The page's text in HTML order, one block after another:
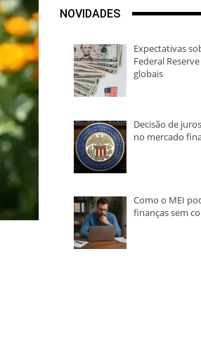
NOVIDADES
Expectativas
Federal
globais
Decisão de
no mercado
Como o MEI
finanças sem